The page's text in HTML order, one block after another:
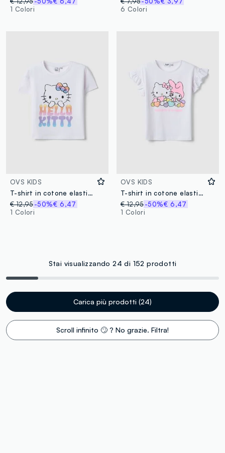
1 Colori
6 Colori
OVS KIDS
T-shirt in cotone elasticizzato bianca da bambina con stampa Hello Kitty
€ 12,95-50%€ 6,47
1 Colori
OVS KIDS
T-shirt in cotone elasticizzato bianco da bambina con stampa Hello Kitty
€ 12,95 -50%€ 6,47
1 Colori
Stai visualizzando 24 di 152 prodotti
Carica più prodotti (24)
Scroll infinito 🙄 ? No grazie. Filtra!